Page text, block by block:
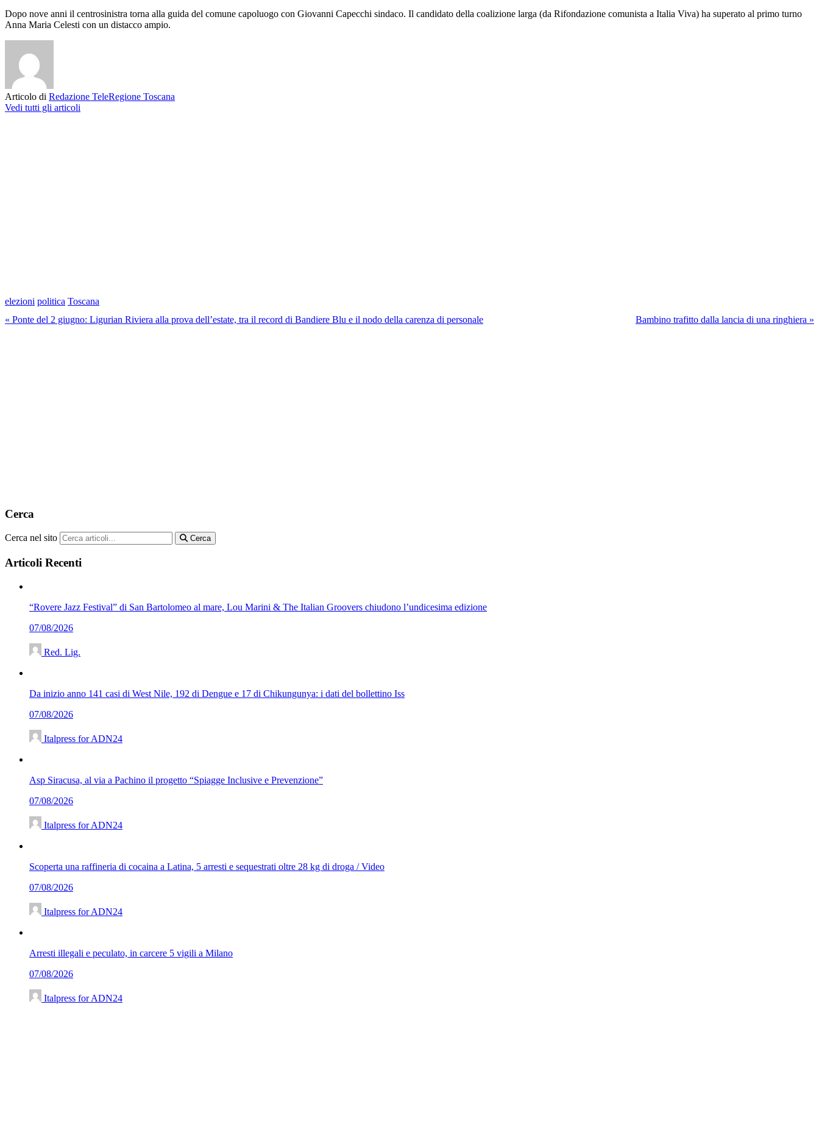
Dopo nove anni il centrosinistra torna alla guida del comune capoluogo con Giovanni Capecchi sindaco. Il candidato della coalizione larga (da Rifondazione comunista a Italia Viva) ha superato al primo turno
Anna Maria Celesti con un distacco ampio.
Articolo di Redazione TeleRegione Toscana
Vedi tutti gli articoli
elezioni politica Toscana
« Ponte del 2 giugno: Ligurian Riviera alla prova dell’estate, tra il record di Bandiere Blu e il nodo della carenza di personale
Bambino trafitto dalla lancia di una ringhiera »
Cerca
Cerca nel sito Cerca
Articoli Recenti
“Rovere Jazz Festival” di San Bartolomeo al mare, Lou Marini & The Italian Groovers chiudono l’undicesima edizione
07/08/2026
Red. Lig.
Da inizio anno 141 casi di West Nile, 192 di Dengue e 17 di Chikungunya: i dati del bollettino Iss
07/08/2026
Italpress for ADN24
Asp Siracusa, al via a Pachino il progetto “Spiagge Inclusive e Prevenzione”
07/08/2026
Italpress for ADN24
Scoperta una raffineria di cocaina a Latina, 5 arresti e sequestrati oltre 28 kg di droga / Video
07/08/2026
Italpress for ADN24
Arresti illegali e peculato, in carcere 5 vigili a Milano
07/08/2026
Italpress for ADN24